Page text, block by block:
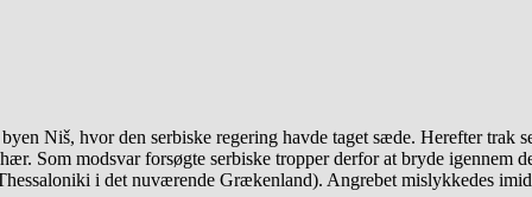
Niš, hvor den serbiske regering havde taget sæde. Herefter
Som modsvar forsøgte serbiske tropper derfor at bryde igennem
i det nuværende Grækenland). Angrebet mislykkedes